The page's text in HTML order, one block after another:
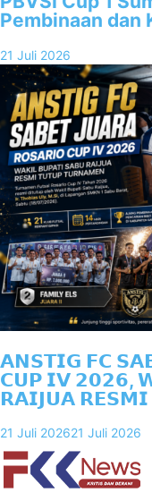
Pembinaan dan
21 Juli 2026
𝗔𝗡𝗦𝗧𝗜𝗚 𝗙𝗖
𝗖𝗨𝗣 𝗜𝗩 𝟮𝟬𝟮𝟲,
𝗥𝗔𝗜𝗝𝗨𝗔
21 Juli 202621 Juli 2026